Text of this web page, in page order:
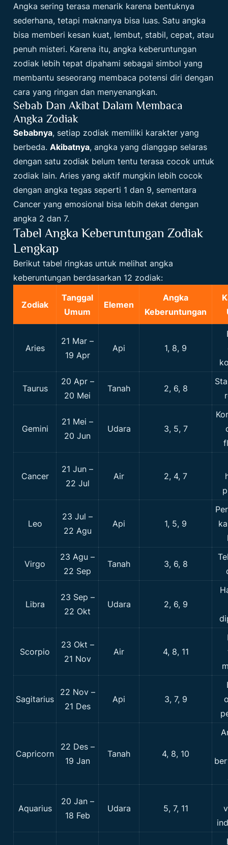
Angka sering terasa menarik karena bentuknya
sederhana, tetapi maknanya bisa luas. Satu angka
bisa memberi kesan kuat, lembut, stabil, cepat, atau
penuh misteri. Karena itu, angka keberuntungan
zodiak lebih tepat dipahami sebagai simbol yang
membantu seseorang membaca potensi diri dengan
cara yang ringan dan menyenangkan.
Sebab Dan Akibat Dalam Membaca
Angka Zodiak
Sebabnya, setiap zodiak memiliki karakter yang
berbeda.Akibatnya, angka yang dianggap selaras
dengan satu zodiak belum tentu terasa cocok untuk
zodiak lain. Aries yang aktif mungkin lebih cocok
dengan angka tegas seperti 1 dan 9, sementara
Cancer yang emosional bisa lebih dekat dengan
angka 2 dan 7.
Tabel Angka Keberuntungan Zodiak
Lengkap
Berikut tabel ringkas untuk melihat angka
keberuntungan berdasarkan 12 zodiak:
Zodiak
Tanggal
Umum
Elemen
Angka
Keberuntungan
Aries
21 Mar –
19 Apr
Api 1, 8, 9
Taurus
20 Apr –
20 Mei
Tanah 2, 6, 8
Gemini
21 Mei –
20 Jun
Udara 3, 5, 7
Cancer
21 Jun –
22 Jul
Air 2, 4, 7
Leo
23 Jul –
22 Agu
Api 1, 5, 9
Virgo
23 Agu –
22 Sep
Tanah 3, 6, 8
Libra
23 Sep –
22 Okt
Udara 2, 6, 9
Scorpio
23 Okt –
21 Nov
Air 4, 8, 11
Sagitarius
22 Nov –
21 Des
Api 3, 7, 9
Capricorn
22 Des –
19 Jan
Tanah 4, 8, 10
Aquarius
20 Jan –
18 Feb
Udara 5, 7, 11